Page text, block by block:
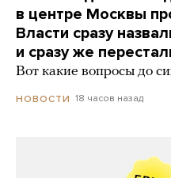
в центре Москвы
Власти сразу
и сразу же
Вот какие вопросы до
НОВОСТИ 18 часов назад